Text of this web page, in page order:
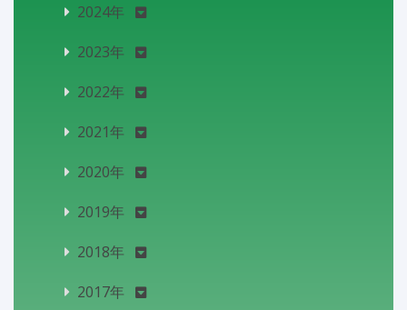
2024年
2023年
2022年
2021年
2020年
2019年
2018年
2017年